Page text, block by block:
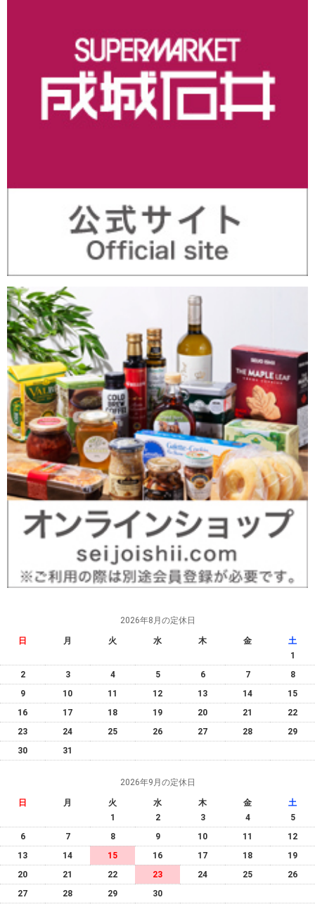
2026年8月の定休日
日 月 火 水 木 金
土
1
2
3 4 5 6 7
8
9
10 11 12 13 14
15
16
17 18 19 20 21
22
23
24 25 26 27 28
29
30
31
2026年9月の定休日
日 月 火 水 木 金
土
1
2 3 4
5
6
7 8 9 10 11
12
13
14 15 16 17 18
19
20
21 22 23 24 25
26
27
28 29 30